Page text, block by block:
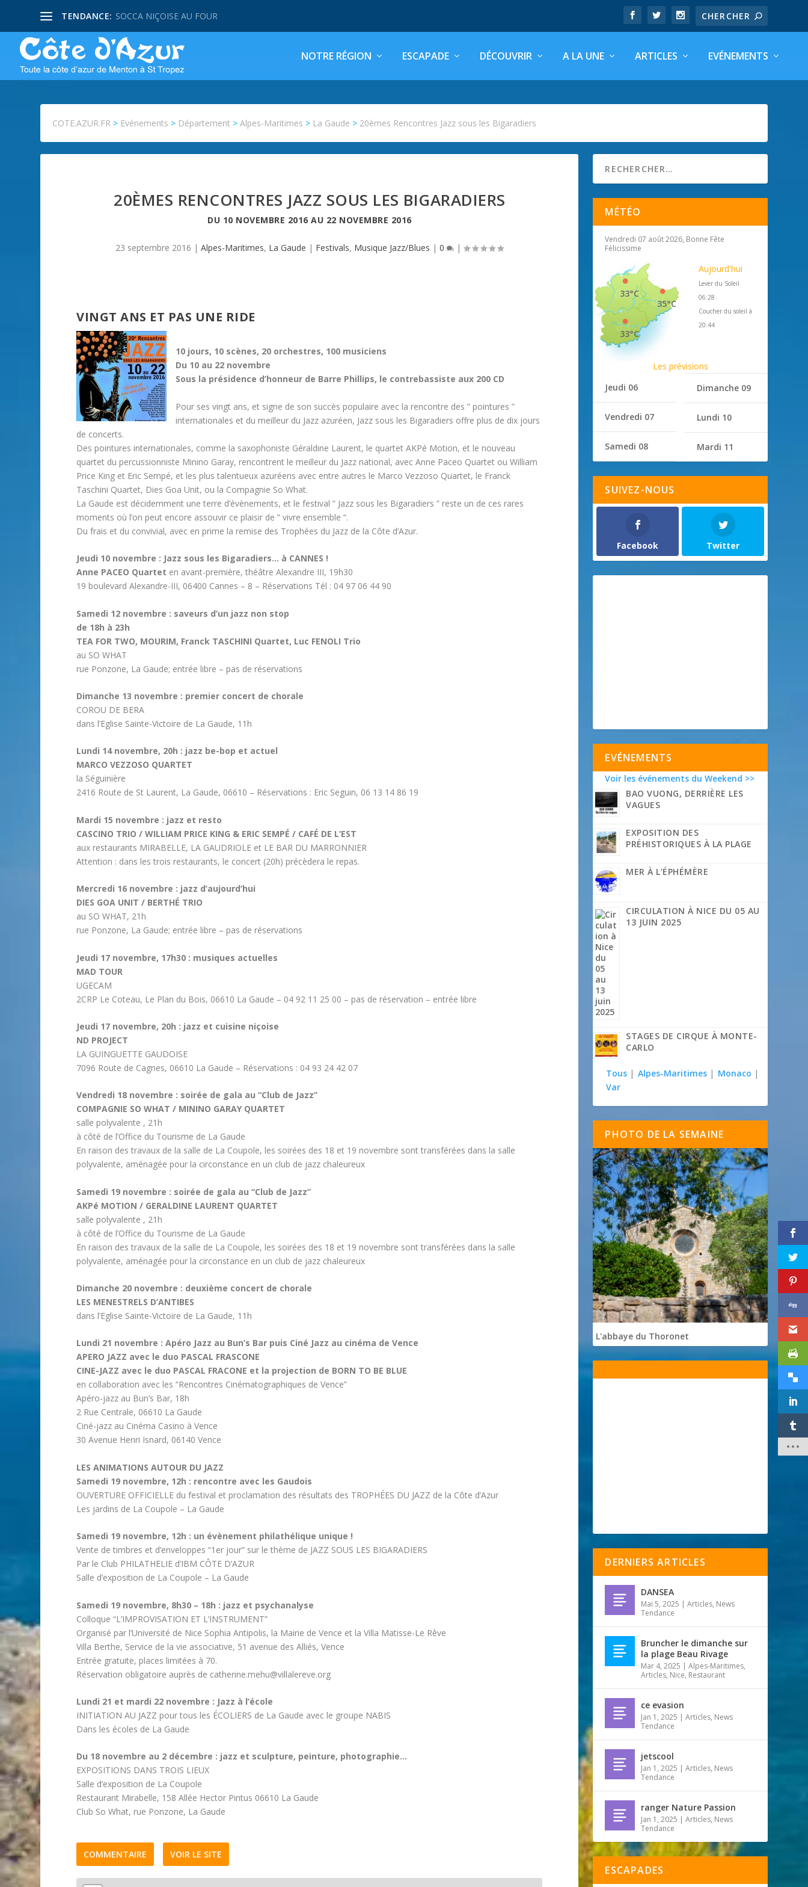
TENDANCE: SOCCA NIÇOISE AU FOUR
NOTRE RÉGION ESCAPADE DÉCOUVRIR A LA UNE ARTICLES EVÉNEMENTS
COTE.AZUR.FR > Evénements > Département >Alpes-Maritimes > La Gaude > 20èmes Rencontres Jazz sous les Bigaradiers
20ÈMES RENCONTRES JAZZ SOUS LES BIGARADIERS
DU 10 NOVEMBRE 2016 AU 22 NOVEMBRE 2016
23 septembre 2016 |Alpes-Maritimes, La Gaude | Festivals, Musique Jazz/Blues |0 |
VINGT ANS ET PAS UNE RIDE
10 jours, 10 scènes, 20 orchestres, 100 musiciens
Du 10 au 22 novembre
Sous la présidence d’honneur de Barre Phillips, le contrebassiste aux 200 CD
Pour ses vingt ans, et signe de son succès populaire avec la rencontre des ” pointures ”
internationales et du meilleur du Jazz azuréen, Jazz sous les Bigaradiers offre plus de dix jours
de concerts.
Des pointures internationales, comme la saxophoniste Géraldine Laurent, le quartet AKPé Motion, et le nouveau
quartet du percussionniste Minino Garay, rencontrent le meilleur du Jazz national, avec Anne Paceo Quartet ou William
Price King et Eric Sempé, et les plus talentueux azuréens avec entre autres le Marco Vezzoso Quartet, le Franck
Taschini Quartet, Dies Goa Unit, ou la Compagnie So What.
La Gaude est décidemment une terre d’évènements, et le festival ” Jazz sous les Bigaradiers ” reste un de ces rares
moments où l’on peut encore assouvir ce plaisir de ” vivre ensemble “.
Du frais et du convivial, avec en prime la remise des Trophées du Jazz de la Côte d’Azur.
Jeudi 10 novembre : Jazz sous les Bigaradiers… à CANNES !
Anne PACEO Quartet en avant-première, théâtre Alexandre III, 19h30
19 boulevard Alexandre-III, 06400 Cannes – 8 – Réservations Tél : 04 97 06 44 90
Samedi 12 novembre : saveurs d’un jazz non stop
de 18h à 23h
TEA FOR TWO, MOURIM, Franck TASCHINI Quartet, Luc FENOLI Trio
au SO WHAT
rue Ponzone, La Gaude; entrée libre – pas de réservations
Dimanche 13 novembre : premier concert de chorale
COROU DE BERA
dans l’Eglise Sainte-Victoire de La Gaude, 11h
Lundi 14 novembre, 20h : jazz be-bop et actuel
MARCO VEZZOSO QUARTET
la Séguinière
2416 Route de St Laurent, La Gaude, 06610 – Réservations : Eric Seguin, 06 13 14 86 19
Mardi 15 novembre : jazz et resto
CASCINO TRIO / WILLIAM PRICE KING & ERIC SEMPÉ / CAFÉ DE L’EST
aux restaurants MIRABELLE, LA GAUDRIOLE et LE BAR DU MARRONNIER
Attention : dans les trois restaurants, le concert (20h) précèdera le repas.
Mercredi 16 novembre : jazz d’aujourd’hui
DIES GOA UNIT / BERTHÉ TRIO
au SO WHAT, 21h
rue Ponzone, La Gaude; entrée libre – pas de réservations
Jeudi 17 novembre, 17h30 : musiques actuelles
MAD TOUR
UGECAM
2CRP Le Coteau, Le Plan du Bois, 06610 La Gaude – 04 92 11 25 00 – pas de réservation – entrée libre
Jeudi 17 novembre, 20h : jazz et cuisine niçoise
ND PROJECT
LA GUINGUETTE GAUDOISE
7096 Route de Cagnes, 06610 La Gaude – Réservations : 04 93 24 42 07
Vendredi 18 novembre : soirée de gala au “Club de Jazz”
COMPAGNIE SO WHAT / MININO GARAY QUARTET
salle polyvalente , 21h
à côté de l’Office du Tourisme de La Gaude
En raison des travaux de la salle de La Coupole, les soirées des 18 et 19 novembre sont transférées dans la salle
polyvalente, aménagée pour la circonstance en un club de jazz chaleureux
Samedi 19 novembre : soirée de gala au “Club de Jazz”
AKPé MOTION / GERALDINE LAURENT QUARTET
salle polyvalente , 21h
à côté de l’Office du Tourisme de La Gaude
En raison des travaux de la salle de La Coupole, les soirées des 18 et 19 novembre sont transférées dans la salle
polyvalente, aménagée pour la circonstance en un club de jazz chaleureux
Dimanche 20 novembre : deuxième concert de chorale
LES MENESTRELS D’ANTIBES
dans l’Eglise Sainte-Victoire de La Gaude, 11h
Lundi 21 novembre : Apéro Jazz au Bun’s Bar puis Ciné Jazz au cinéma de Vence
APERO JAZZ avec le duo PASCAL FRASCONE
CINE-JAZZ avec le duo PASCAL FRACONE et la projection de BORN TO BE BLUE
en collaboration avec les “Rencontres Cinématographiques de Vence”
Apéro-jazz au Bun’s Bar, 18h
2 Rue Centrale, 06610 La Gaude
Ciné-jazz au Cinéma Casino à Vence
30 Avenue Henri Isnard, 06140 Vence
LES ANIMATIONS AUTOUR DU JAZZ
Samedi 19 novembre, 12h : rencontre avec les Gaudois
OUVERTURE OFFICIELLE du festival et proclamation des résultats des TROPHÉES DU JAZZ de la Côte d’Azur
Les jardins de La Coupole – La Gaude
Samedi 19 novembre, 12h : un évènement philathélique unique !
Vente de timbres et d’enveloppes “1er jour” sur le thème de JAZZ SOUS LES BIGARADIERS
Par le Club PHILATHELIE d’IBM CÔTE D’AZUR
Salle d’exposition de La Coupole – La Gaude
Samedi 19 novembre, 8h30 – 18h : jazz et psychanalyse
Colloque “L’IMPROVISATION ET L’INSTRUMENT”
Organisé par l’Université de Nice Sophia Antipolis, la Mairie de Vence et la Villa Matisse-Le Rêve
Villa Berthe, Service de la vie associative, 51 avenue des Alliés, Vence
Entrée gratuite, places limitées à 70.
Réservation obligatoire auprès de catherine.mehu@villalereve.org
Lundi 21 et mardi 22 novembre : Jazz à l’école
INITIATION AU JAZZ pour tous les ÉCOLIERS de La Gaude avec le groupe NABIS
Dans les écoles de La Gaude
Du 18 novembre au 2 décembre : jazz et sculpture, peinture, photographie…
EXPOSITIONS DANS TROIS LIEUX
Salle d’exposition de La Coupole
Restaurant Mirabelle, 158 Allée Hector Pintus 06610 La Gaude
Club So What, rue Ponzone, La Gaude
COMMENTAIRE VOIR LE SITE
MÉTÉO
Vendredi 07 août 2026, Bonne Fête
Félicissime
35°C
33°C
33°C
Aujourd'hui
Lever du Soleil
06:28
Coucher du soleil à
20:44
Les prévisions
Jeudi 06
Vendredi 07
Samedi 08
Dimanche 09
Lundi 10
Mardi 11
SUIVEZ-NOUS
Facebook Twitter
EVÉNEMENTS
Voir les événements du Weekend >>
BAO VUONG, DERRIÈRE LES
VAGUES
EXPOSITION DES
PRÉHISTORIQUES À LA PLAGE
MER À L’ÉPHÉMÈRE
CIRCULATION À NICE DU 05 AU
13 JUIN 2025
STAGES DE CIRQUE À MONTE-
CARLO
Tous | Alpes-Maritimes | Monaco |
Var
PHOTO DE LA SEMAINE
L'abbaye du Thoronet
DERNIERS ARTICLES
DANSEA
Mai 5, 2025 |Articles, News
Tendance
Bruncher le dimanche sur
la plage Beau Rivage
Mar 4, 2025 |Alpes-Maritimes,
Articles, Nice, Restaurant
ce evasion
Jan 1, 2025 |Articles, News
Tendance
jetscool
Jan 1, 2025 |Articles, News
Tendance
ranger Nature Passion
Jan 1, 2025 |Articles, News
Tendance
ESCAPADES